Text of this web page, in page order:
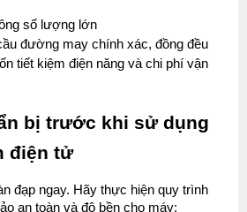
số lượng lớn
đường may chính xác, đồng đều
tiết kiệm điện năng và chi phí vận
bị trước khi sử dụng
điện tử
đạp ngay. Hãy thực hiện quy trình
an toàn và độ bền cho máy: